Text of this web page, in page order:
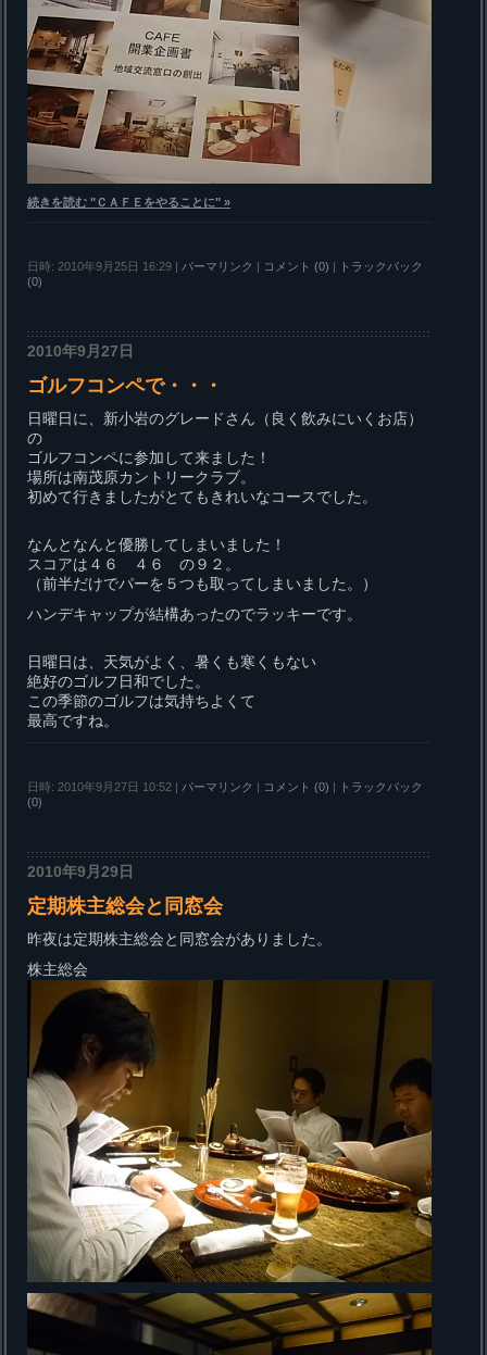
続きを読む "ＣＡＦＥをやることに" »
日時: 2010年9月25日 16:29 | パーマリンク | コメント (0) |
トラックバック
(0)
2010年9月27日
ゴルフコンペで・・・
日曜日に、新小岩のグレードさん（良く飲みにいくお店）
の
ゴルフコンペに参加して来ました！
場所は南茂原カントリークラブ。
初めて行きましたがとてもきれいなコースでした。
なんとなんと優勝してしまいました！
スコアは４６ ４６ の９２。
（前半だけでパーを５つも取ってしまいました。）
ハンデキャップが結構あったのでラッキーです。
日曜日は、天気がよく、暑くも寒くもない
絶好のゴルフ日和でした。
この季節のゴルフは気持ちよくて
最高ですね。
日時: 2010年9月27日 10:52 | パーマリンク | コメント (0) |
トラックバック
(0)
2010年9月29日
定期株主総会と同窓会
昨夜は定期株主総会と同窓会がありました。
株主総会